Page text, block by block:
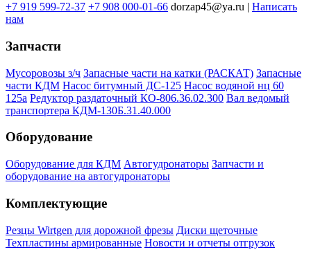
+7 919 599-72-37 +7 908 000-01-66 dorzap45@ya.ru | Написать
нам
Запчасти
Мусоровозы з/ч Запасные части на катки (РАСКАТ) Запасные
части КДМ Насос битумный ДС-125 Насос водяной нц 60
125а Редуктор раздаточный КО-806.36.02.300 Вал ведомый
транспортера КДМ-130Б.31.40.000
Оборудование
Оборудование для КДМ Автогудронаторы Запчасти и
оборудование на автогудронаторы
Комплектующие
Резцы Wirtgen для дорожной фрезы Диски щеточные
Техпластины армированные Новости и отчеты отгрузок